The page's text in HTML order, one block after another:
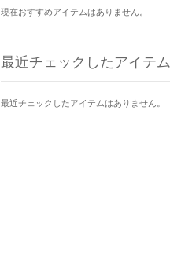
現在おすすめアイテムはありません。
最近チェックしたアイテム
最近チェックしたアイテムはありません。